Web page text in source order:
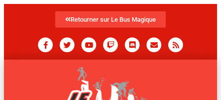
Retourner sur Le Bus Magique